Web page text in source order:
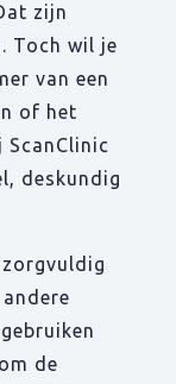
zijn
Toch wil je
van een
of het
deskundig
de